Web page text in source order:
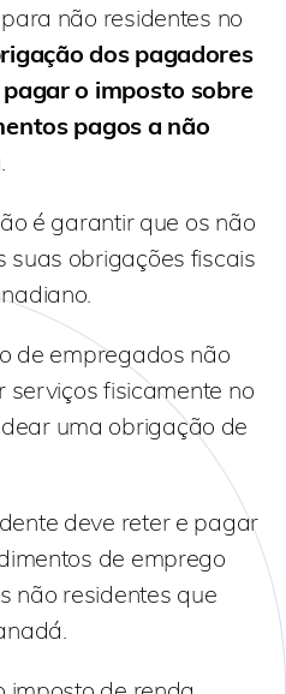
não residentes no
dos pagadores
o imposto sobre
pagos a não
é garantir que os não
suas obrigações fiscais
de empregados não
fisicamente no
uma obrigação de
deve reter e pagar
de emprego
não residentes que